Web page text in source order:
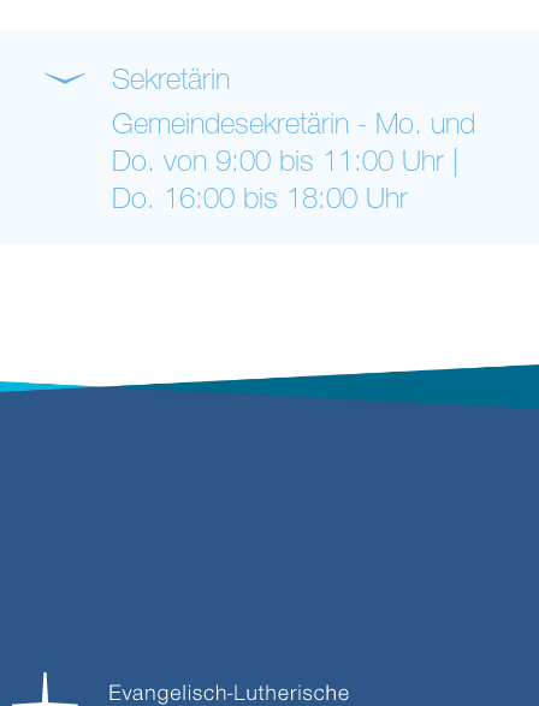
Sekretärin
Gemeindesekretärin - Mo. und
Do. von 9:00 bis 11:00 Uhr |
Do. 16:00 bis 18:00 Uhr